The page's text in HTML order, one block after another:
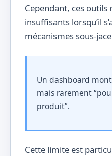
Cependant, ces
insuffisants lorsqu’il
mécanismes sous-
Un dashboard
mais rarement
produit”.
Cette limite est